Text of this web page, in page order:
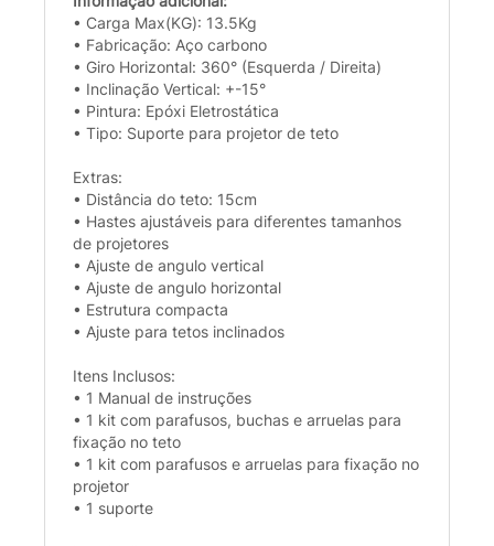
• Carga Max(KG): 13.5Kg
• Fabricação: Aço carbono
• Giro Horizontal: 360° (Esquerda / Direita)
• Inclinação Vertical: +-15°
• Pintura: Epóxi Eletrostática
• Tipo: Suporte para projetor de teto
Extras:
• Distância do teto: 15cm
• Hastes ajustáveis para diferentes tamanhos
de projetores
• Ajuste de angulo vertical
• Ajuste de angulo horizontal
• Estrutura compacta
• Ajuste para tetos inclinados
Itens Inclusos:
• 1 Manual de instruções
• 1 kit com parafusos, buchas e arruelas para
fixação no teto
• 1 kit com parafusos e arruelas para fixação no
projetor
• 1 suporte